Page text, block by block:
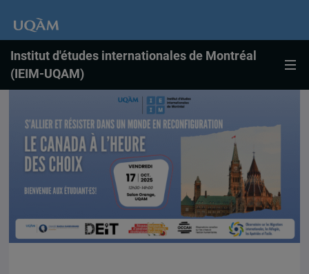
Institut d'études internationales de Montréal
(IEIM-UQAM)